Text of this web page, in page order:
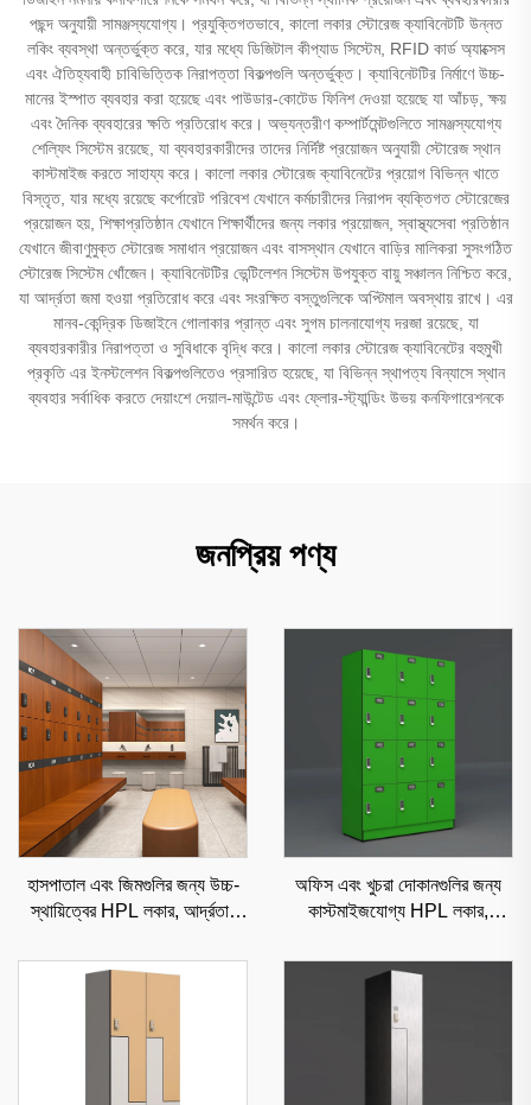
পছন্দ অনুযায়ী সামঞ্জস্যযোগ্য। প্রযুক্তিগতভাবে, কালো লকার স্টোরেজ ক্যাবিনেটটি উন্নত
লকিং ব্যবস্থা অন্তর্ভুক্ত করে, যার মধ্যে ডিজিটাল কীপ্যাড সিস্টেম, RFID কার্ড অ্যাক্সেস
এবং ঐতিহ্যবাহী চাবিভিত্তিক নিরাপত্তা বিকল্পগুলি অন্তর্ভুক্ত। ক্যাবিনেটটির নির্মাণে উচ্চ-
মানের ইস্পাত ব্যবহার করা হয়েছে এবং পাউডার-কোটেড ফিনিশ দেওয়া হয়েছে যা আঁচড়, ক্ষয়
এবং দৈনিক ব্যবহারের ক্ষতি প্রতিরোধ করে। অভ্যন্তরীণ কম্পার্টমেন্টগুলিতে সামঞ্জস্যযোগ্য
শেল্ফিং সিস্টেম রয়েছে, যা ব্যবহারকারীদের তাদের নির্দিষ্ট প্রয়োজন অনুযায়ী স্টোরেজ স্থান
কাস্টমাইজ করতে সাহায্য করে। কালো লকার স্টোরেজ ক্যাবিনেটের প্রয়োগ বিভিন্ন খাতে
বিস্তৃত, যার মধ্যে রয়েছে কর্পোরেট পরিবেশ যেখানে কর্মচারীদের নিরাপদ ব্যক্তিগত স্টোরেজের
প্রয়োজন হয়, শিক্ষাপ্রতিষ্ঠান যেখানে শিক্ষার্থীদের জন্য লকার প্রয়োজন, স্বাস্থ্যসেবা প্রতিষ্ঠান
যেখানে জীবাণুমুক্ত স্টোরেজ সমাধান প্রয়োজন এবং বাসস্থান যেখানে বাড়ির মালিকরা সুসংগঠিত
স্টোরেজ সিস্টেম খোঁজেন। ক্যাবিনেটটির ভেন্টিলেশন সিস্টেম উপযুক্ত বায়ু সঞ্চালন নিশ্চিত করে,
যা আর্দ্রতা জমা হওয়া প্রতিরোধ করে এবং সংরক্ষিত বস্তুগুলিকে অপ্টিমাল অবস্থায় রাখে। এর
মানব-কেন্দ্রিক ডিজাইনে গোলাকার প্রান্ত এবং সুগম চালনাযোগ্য দরজা রয়েছে, যা
ব্যবহারকারীর নিরাপত্তা ও সুবিধাকে বৃদ্ধি করে। কালো লকার স্টোরেজ ক্যাবিনেটের বহুমুখী
প্রকৃতি এর ইনস্টলেশন বিকল্পগুলিতেও প্রসারিত হয়েছে, যা বিভিন্ন স্থাপত্য বিন্যাসে স্থান
ব্যবহার সর্বাধিক করতে দেয়াংশে দেয়াল-মাউন্টেড এবং ফ্লোর-স্ট্যান্ডিং উভয় কনফিগারেশনকে
সমর্থন করে।
জনপ্রিয় পণ্য
হাসপাতাল এবং জিমগুলির জন্য উচ্চ-
স্থায়িত্বের HPL লকার, আর্দ্রতা-
অফিস এবং খুচরা দোকানগুলির জন্য
কাস্টমাইজযোগ্য HPL লকার,
বাণিজ্যিক সংরক্ষণ